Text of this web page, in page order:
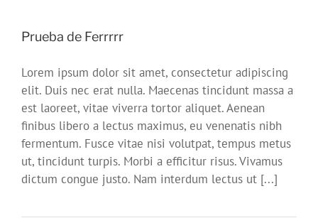
Prueba de Ferrrrr
Lorem ipsum dolor sit amet, consectetur adipiscing
elit. Duis nec erat nulla. Maecenas tincidunt massa a
est laoreet, vitae viverra tortor aliquet. Aenean
finibus libero a lectus maximus, eu venenatis nibh
fermentum. Fusce vitae nisi volutpat, tempus metus
ut, tincidunt turpis. Morbi a efficitur risus. Vivamus
dictum congue justo. Nam interdum lectus ut [...]